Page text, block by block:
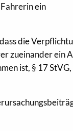
ein
die
zueinander ein
ist, § 17